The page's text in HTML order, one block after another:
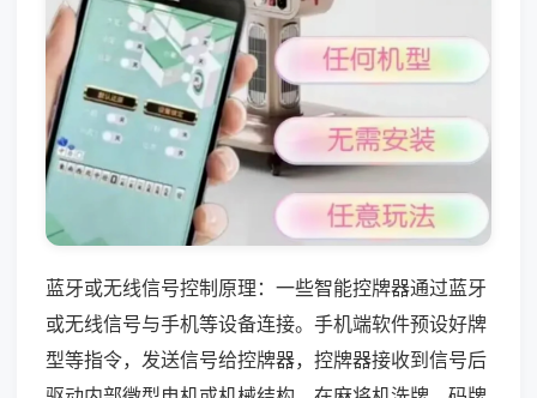
蓝牙或无线信号控制原理：一些智能控牌器通过蓝牙
或无线信号与手机等设备连接。手机端软件预设好牌
型等指令，发送信号给控牌器，控牌器接收到信号后